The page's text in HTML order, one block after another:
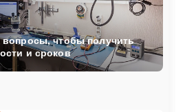
вопросы, чтобы получить
и сроков